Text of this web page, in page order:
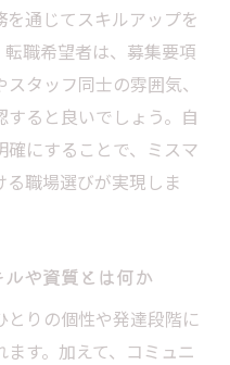
通じてスキルアップを
職希望者は、募集要項
タッフ同士の雰囲気、
ると良いでしょう。自
にすることで、ミスマ
職場選びが実現しま
や資質とは何か
りの個性や発達段階に
す。加えて、コミュニ